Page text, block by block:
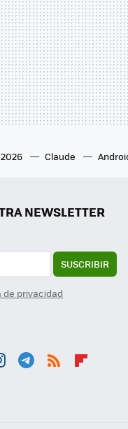
Claude
NEWSLETTER
SUSCRIBIR
de privacidad